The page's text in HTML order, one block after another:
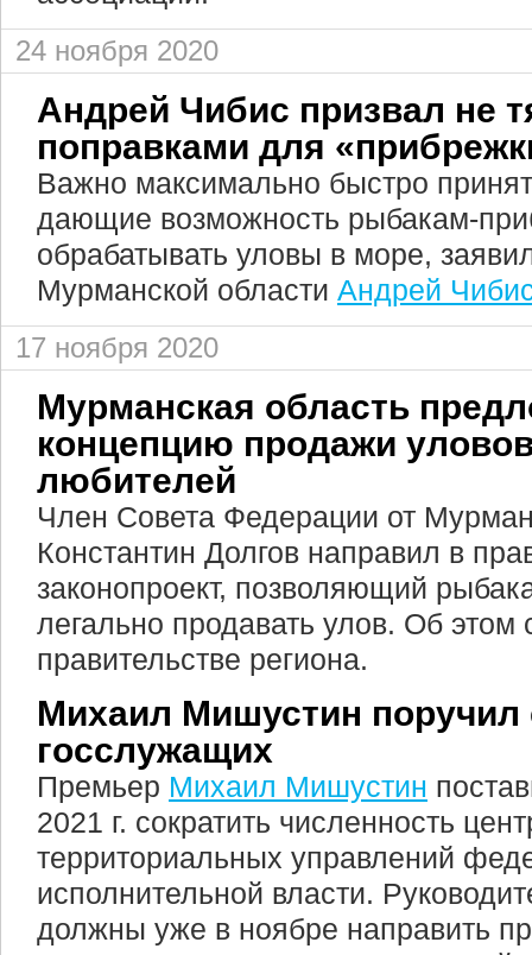
24 ноября 2020
Андрей Чибис призвал не
поправками для
Важно максимально быстро
дающие возможность рыбакам-
обрабатывать уловы в море,
Мурманской области Андрей
17 ноября 2020
Мурманская область
концепцию продажи
любителей
Член Совета Федерации от
Константин Долгов направил в
законопроект, позволяющий
легально продавать улов. Об
правительстве региона.
Михаил Мишустин поручил
госслужащих
Премьер Михаил Мишустин
2021 г. сократить численность
территориальных управлений
исполнительной власти.
должны уже в ноябре направить